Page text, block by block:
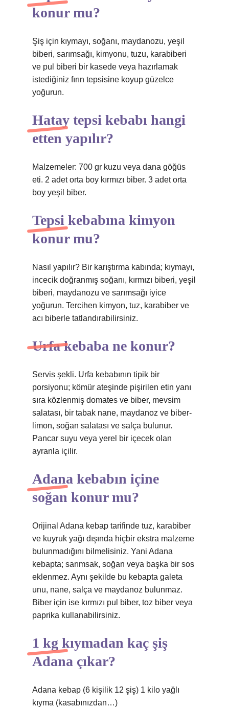
konur mu?
Şiş için kıymayı, soğanı, maydanozu, yeşil
biberi, sarımsağı, kimyonu, tuzu, karabiberi
ve pul biberi bir kasede veya hazırlamak
istediğiniz fırın tepsisine koyup güzelce
yoğurun.
Hatay tepsi kebabı hangi
etten yapılır?
Malzemeler: 700 gr kuzu veya dana göğüs
eti. 2 adet orta boy kırmızı biber. 3 adet orta
boy yeşil biber.
Tepsi kebabına kimyon
konur mu?
Nasıl yapılır? Bir karıştırma kabında; kıymayı,
incecik doğranmış soğanı, kırmızı biberi, yeşil
biberi, maydanozu ve sarımsağı iyice
yoğurun. Tercihen kimyon, tuz, karabiber ve
acı biberle tatlandırabilirsiniz.
Urfa kebaba ne konur?
Servis şekli. Urfa kebabının tipik bir
porsiyonu; kömür ateşinde pişirilen etin yanı
sıra közlenmiş domates ve biber, mevsim
salatası, bir tabak nane, maydanoz ve biber-
limon, soğan salatası ve salça bulunur.
Pancar suyu veya yerel bir içecek olan
ayranla içilir.
Adana kebabın içine
soğan konur mu?
Orijinal Adana kebap tarifinde tuz, karabiber
ve kuyruk yağı dışında hiçbir ekstra malzeme
bulunmadığını bilmelisiniz. Yani Adana
kebapta; sarımsak, soğan veya başka bir sos
eklenmez. Aynı şekilde bu kebapta galeta
unu, nane, salça ve maydanoz bulunmaz.
Biber için ise kırmızı pul biber, toz biber veya
paprika kullanabilirsiniz.
1 kg kıymadan kaç şiş
Adana çıkar?
Adana kebap (6 kişilik 12 şiş) 1 kilo yağlı
kıyma (kasabınızdan…)